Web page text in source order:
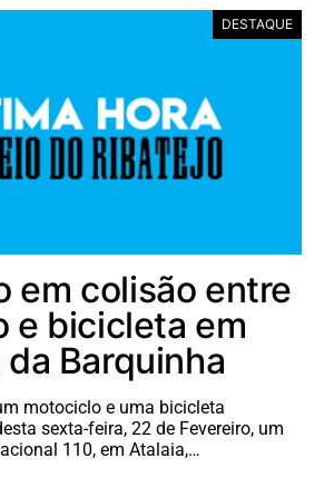
DESTAQUE
em colisão entre
e bicicleta em
Barquinha
motociclo e uma bicicleta
sexta-feira, 22 de Fevereiro, um
110, em Atalaia,…